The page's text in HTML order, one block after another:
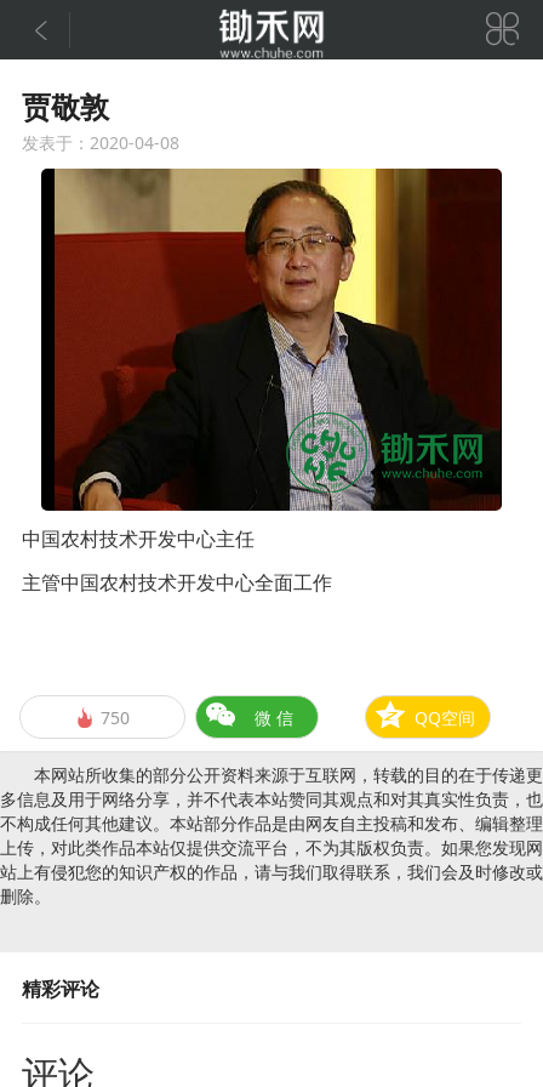
 
贾敬敦
发表于：2020-04-08
中国农村技术开发中心主任
主管中国农村技术开发中心全面工作
 750 微 信 QQ空间
本网站所收集的部分公开资料来源于互联网，转载的目的在于传递更
多信息及用于网络分享，并不代表本站赞同其观点和对其真实性负责，也
不构成任何其他建议。本站部分作品是由网友自主投稿和发布、编辑整理
上传，对此类作品本站仅提供交流平台，不为其版权负责。如果您发现网
站上有侵犯您的知识产权的作品，请与我们取得联系，我们会及时修改或
删除。
精彩评论
评论